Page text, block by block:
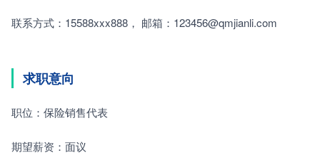
联系方式：15588xxx888， 邮箱：123456@qmjianli.com
求职意向
职位：保险销售代表
期望薪资：面议